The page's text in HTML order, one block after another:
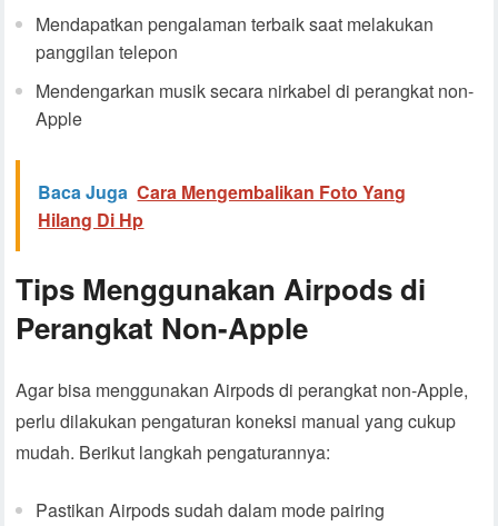
Mendapatkan pengalaman terbaik saat melakukan
panggilan telepon
Mendengarkan musik secara nirkabel di perangkat non-
Apple
Baca Juga Cara Mengembalikan Foto Yang
Hilang Di Hp
Tips Menggunakan Airpods di
Perangkat Non-Apple
Agar bisa menggunakan Airpods di perangkat non-Apple,
perlu dilakukan pengaturan koneksi manual yang cukup
mudah. Berikut langkah pengaturannya:
Pastikan Airpods sudah dalam mode pairing